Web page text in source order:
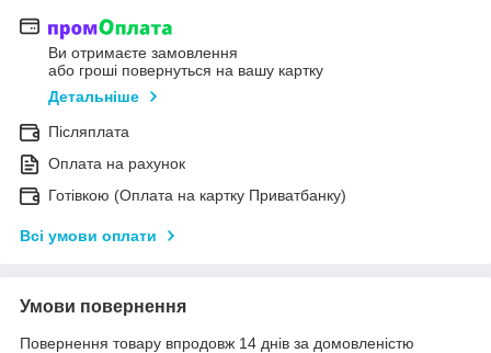
Ви отримаєте замовлення
або гроші повернуться на вашу картку
Детальніше
Післяплата
Оплата на рахунок
Готівкою (Оплата на картку Приватбанку)
Всі умови оплати
Умови повернення
Повернення товару впродовж 14 днів за домовленістю